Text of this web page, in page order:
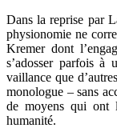
Dans la reprise par
physionomie ne
Kremer dont
s’adosser parfois
vaillance que
monologue – sans
de moyens qui ont
humanité.